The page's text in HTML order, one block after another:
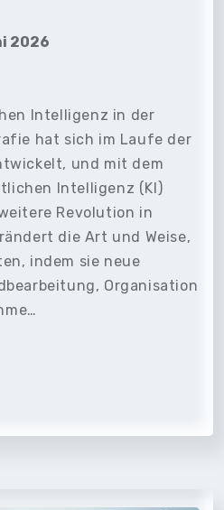
2026
Intelligenz in der
hat sich im Laufe der
und mit dem
Intelligenz (KI)
Revolution in
die Art und Weise,
indem sie neue
Organisation